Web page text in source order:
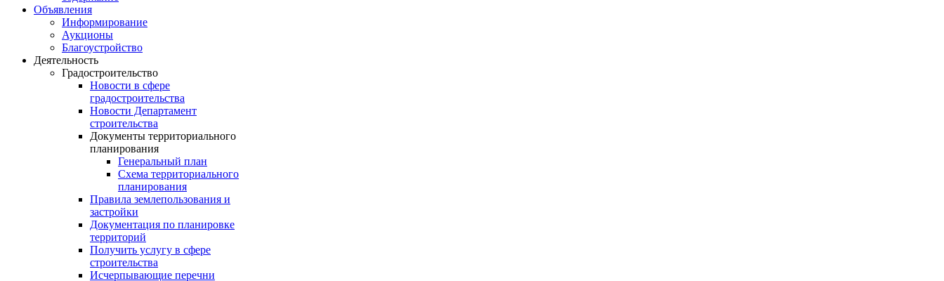
Объявления
Информирование
Аукционы
Благоустройство
Деятельность
Градостроительство
Новости в сфере
градостроительства
Новости Департамент
строительства
Документы территориального
планирования
Генеральный план
Схема территориального
планирования
Правила землепользования и
застройки
Документация по планировке
территорий
Получить услугу в сфере
строительства
Исчерпывающие перечни